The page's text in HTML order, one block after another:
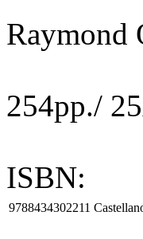
Raymond
254pp./
ISBN:
9788434302211